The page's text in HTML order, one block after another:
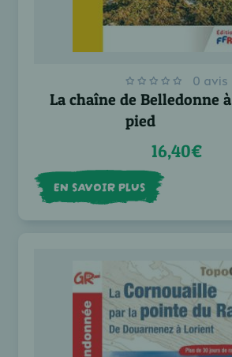
0 avis
La chaîne de Belledonne à
pied
16,40€
EN SAVOIR PLUS